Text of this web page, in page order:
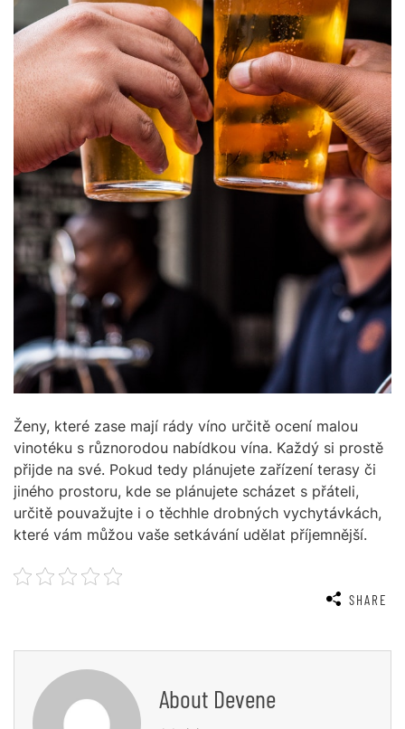
Ženy, které zase mají rády víno určitě ocení malou
vinotéku s různorodou nabídkou vína. Každý si prostě
přijde na své. Pokud tedy plánujete zařízení terasy či
jiného prostoru, kde se plánujete scházet s přáteli,
určitě pouvažujte i o těchhle drobných vychytávkách,
které vám můžou vaše setkávání udělat příjemnější.
SHARE
About Devene